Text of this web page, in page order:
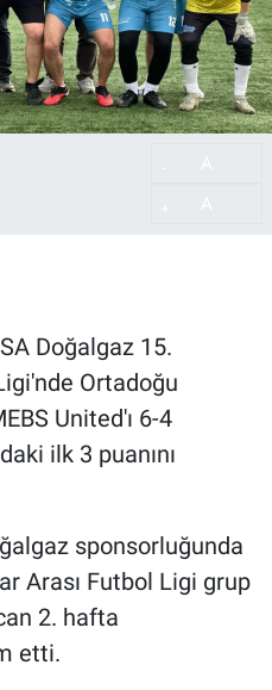
Doğalgaz 15.
Ortadoğu
United'ı 6-4
ilk 3 puanını
sponsorluğunda
Arası Futbol Ligi grup
2. hafta
etti.